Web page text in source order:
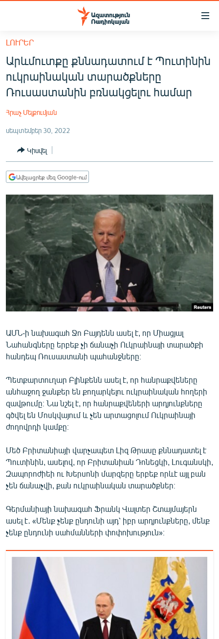
Մատչելիության
հիմնական
բովանդակությանը
Անցնել
հիմնական
մենյուին
ՀԱՅԱՍՏԱՆ
ՔԱՂԱՔԱԿԱՆ
ՏՆՏԵՍՈՒԹՅՈՒՆ
ՂԱՐԱԲԱՂ
ՏԱՐԱԾԱՇՐՋԱՆ
ՄԻՋԱԶԳԱՅԻՆ
ՄՇԱԿՈՒՅԹ
ՍՊՈՐՏ
ՄԵԿՆԱԲԱՆՈՒԹՅՈՒՆ
ՏՏ ԵՒ ԻՆՏԵՐՆԵՏ
ԱՐԽԻՎ
ՏԵՍԱՆՅՈՒԹԵՐ
ՁԳՏԵԼՈՎ ԼԱՎԱԳՈՒՅՆԻՆ
ՓՈԴՔԱՍԹ
Հայերեն
English
Русский
ՀԵՏԵՎԵՔ ՄԵԶ
«Ազատության» բոլոր կայքերը
ԼՈՒՐԵՐ
Արևմուտքը քննադատում է Պուտինին
ուկրաինական տարածքները
Ռուսաստանին բռնակցելու համար
Հրաչ Մելքումյան
սեպտեմբեր 30, 2022
Կիսվել
Ավելացրեք մեզ Google-ում
ԱՄՆ-ի նախագահ Ջո Բայդենն ասել է, որ Միացյալ
Նահանգները երբեք չի ճանաչի Ուկրաինայի տարածքի
հանդեպ Ռուսաստանի պահանջները։
Պետքարտուղար Բլինքենն ասել է, որ հանրաքվեները
անհաջող ջանքեր են քողարկելու ուկրաինական հողերի
զավթումը։ Նա նշել է, որ հանրաքվեների արդյունքները
գծվել են Մոսկվայում և չեն արտացոլում Ուկրաինայի
ժողովրդի կամքը։
Մեծ Բրիտանիայի վարչապետ Լիզ Թրասը քննադատել է
Պուտինին, ասելով, որ Բրիտանիան Դոնեցկի, Լուգանսկի,
Զապորոժիեի ու Խերսոնի մարզերը երբեք որևէ այլ բան
չեն ճանաչվի, քան ուկրաինական տարածքներ։
Գերմանիայի նախագահ Ֆրանկ Վալտեր Շտայմայերն
ասել է․ «Մենք չենք ընդունի այդ՝ իբր արդյունքները, մենք
չենք ընդունի սահմանների փոփոխություն»։